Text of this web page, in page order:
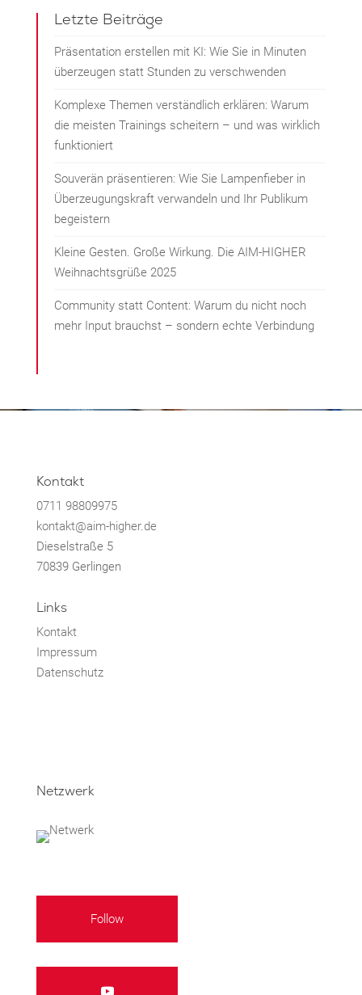
Letzte Beiträge
Präsentation erstellen mit KI: Wie Sie in Minuten
überzeugen statt Stunden zu verschwenden
Komplexe Themen verständlich erklären: Warum
die meisten Trainings scheitern – und was wirklich
funktioniert
Souverän präsentieren: Wie Sie Lampenfieber in
Überzeugungskraft verwandeln und Ihr Publikum
begeistern
Kleine Gesten. Große Wirkung. Die AIM-HIGHER
Weihnachtsgrüße 2025
Community statt Content: Warum du nicht noch
mehr Input brauchst – sondern echte Verbindung
Kontakt
0711 98809975
kontakt@aim-higher.de
Dieselstraße 5
70839 Gerlingen
Links
Kontakt
Impressum
Datenschutz
Netzwerk
Follow